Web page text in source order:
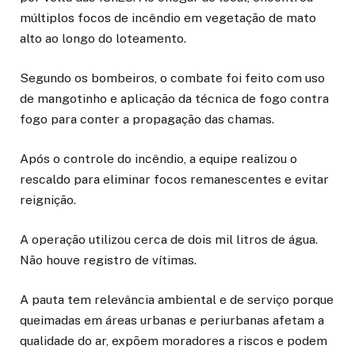
múltiplos focos de incêndio em vegetação de mato
alto ao longo do loteamento.
Segundo os bombeiros, o combate foi feito com uso
de mangotinho e aplicação da técnica de fogo contra
fogo para conter a propagação das chamas.
Após o controle do incêndio, a equipe realizou o
rescaldo para eliminar focos remanescentes e evitar
reignição.
A operação utilizou cerca de dois mil litros de água.
Não houve registro de vítimas.
A pauta tem relevância ambiental e de serviço porque
queimadas em áreas urbanas e periurbanas afetam a
qualidade do ar, expõem moradores a riscos e podem